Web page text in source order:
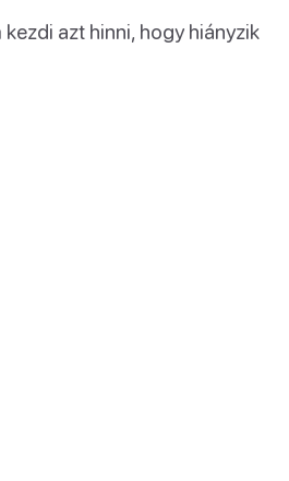
kezdi azt hinni, hogy hiányzik